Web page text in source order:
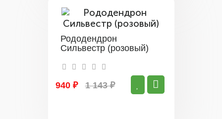
Рододендрон
Сильвестр (розовый)
940 ₽ 1 143 ₽